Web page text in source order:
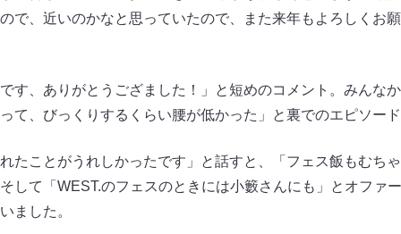
で、近いのかなと思っていたので、また来年もよろしくお
す、ありがとうござました！」と短めのコメント。みんな
て、びっくりするくらい腰が低かった」と裏でのエピソー
たことがうれしかったです」と話すと、「フェス飯もむち
して「WEST.のフェスのときには小籔さんにも」とオファ
ました。